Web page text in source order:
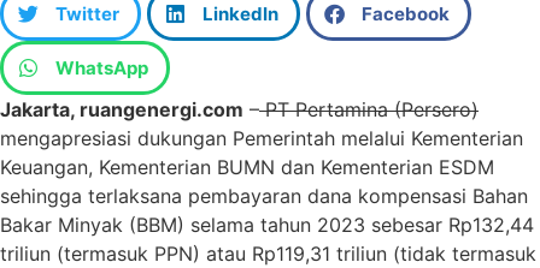
Twitter LinkedIn Facebook
WhatsApp
Jakarta, ruangenergi.com –PT Pertamina (Persero)
mengapresiasi dukungan Pemerintah melalui Kementerian
Keuangan, Kementerian BUMN dan Kementerian ESDM
sehingga terlaksana pembayaran dana kompensasi Bahan
Bakar Minyak (BBM) selama tahun 2023 sebesar Rp132,44
triliun (termasuk PPN) atau Rp119,31 triliun (tidak termasuk